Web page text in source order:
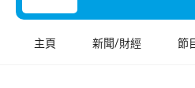
主頁 新聞/財經 節